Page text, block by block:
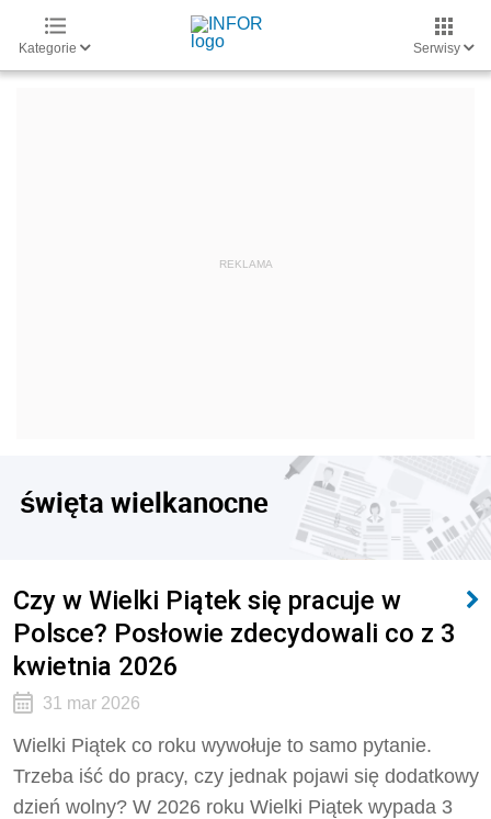
Kategorie Serwisy
święta wielkanocne
Czy w Wielki Piątek się pracuje w
Polsce? Posłowie zdecydowali co z 3
kwietnia 2026
31 mar 2026
Wielki Piątek co roku wywołuje to samo pytanie.
Trzeba iść do pracy, czy jednak pojawi się dodatkowy
dzień wolny? W 2026 roku Wielki Piątek wypada 3